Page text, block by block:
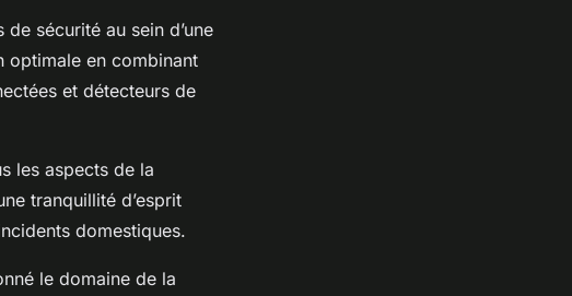
sécurité au sein d’une
optimale en combinant
et détecteurs de
les aspects de la
tranquillité d’esprit
domestiques.
le domaine de la